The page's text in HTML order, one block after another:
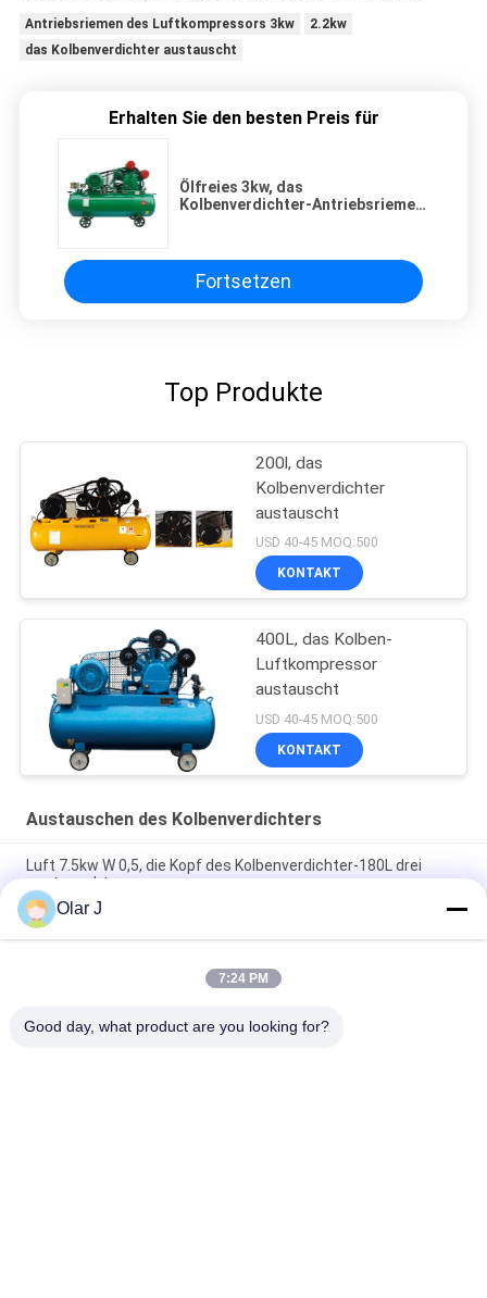
Antriebsriemen des Luftkompressors 3kw
2.2kw
das Kolbenverdichter austauscht
Erhalten Sie den besten Preis für
Ölfreies 3kw, das
Kolbenverdichter-Antriebsriemen
Fortsetzen
Top Produkte
200l, das
Kolbenverdichter
austauscht
USD 40-45 MOQ:500
KONTAKT
400L, das Kolben-
Luftkompressor
austauscht
USD 40-45 MOQ:500
KONTAKT
Austauschen des Kolbenverdichters
Luft 7.5kw W 0,5, die Kopf des Kolbenverdichter-180L drei
austauscht
15hp, das Kolben-Luftkompressor-riemengetriebenen Kopf
300l 3 austauscht
V1.05, das Kolbenverdichter kleine riemengetriebene 55mm
Olar J
7:24 PM
Good day, what product are you looking for?